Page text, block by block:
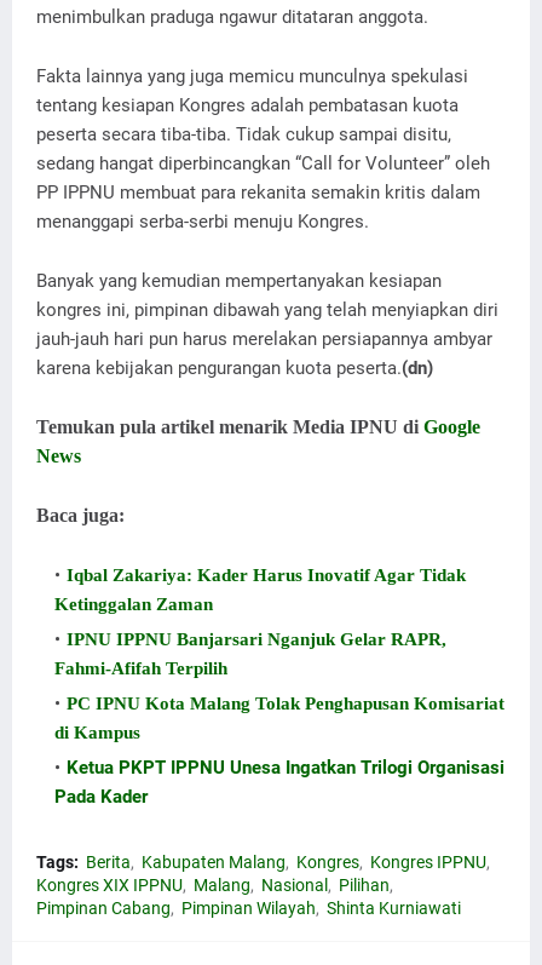
menimbulkan praduga ngawur ditataran anggota.
Fakta lainnya yang juga memicu munculnya spekulasi
tentang kesiapan Kongres adalah pembatasan kuota
peserta secara tiba-tiba. Tidak cukup sampai disitu,
sedang hangat diperbincangkan “Call for Volunteer” oleh
PP IPPNU membuat para rekanita semakin kritis dalam
menanggapi serba-serbi menuju Kongres.
Banyak yang kemudian mempertanyakan kesiapan
kongres ini, pimpinan dibawah yang telah menyiapkan diri
jauh-jauh hari pun harus merelakan persiapannya ambyar
karena kebijakan pengurangan kuota peserta.(dn)
Temukan pula artikel menarik Media IPNU di Google
News
Baca juga:
Iqbal Zakariya: Kader Harus Inovatif Agar Tidak
Ketinggalan Zaman
IPNU IPPNU Banjarsari Nganjuk Gelar RAPR,
Fahmi-Afifah Terpilih
PC IPNU Kota Malang Tolak Penghapusan Komisariat
di Kampus
Ketua PKPT IPPNU Unesa Ingatkan Trilogi Organisasi
Pada Kader
Tags: Berita Kabupaten Malang Kongres
Kongres IPPNU
Kongres XIX IPPNU
Malang Nasional
Pilihan
Pimpinan Cabang
Pimpinan Wilayah Shinta Kurniawati